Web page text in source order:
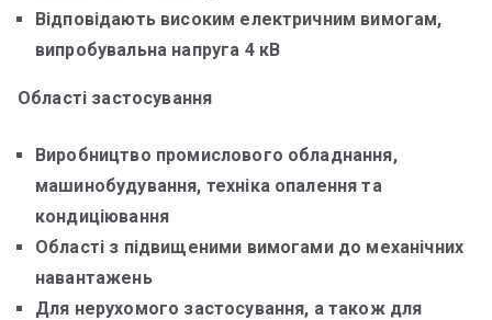
Відповідають високим електричним вимогам,
випробувальна напруга 4 кВ
Області застосування
Виробництво промислового обладнання,
машинобудування, техніка опалення та
кондиціювання
Області з підвищеними вимогами до механічних
навантажень
Для нерухомого застосування, а також для